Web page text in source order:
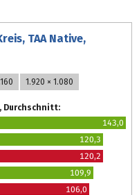
TAA Native,
1.920 × 1.080
Durchschnitt:
143,0
120,3
120,2
109,9
106,0